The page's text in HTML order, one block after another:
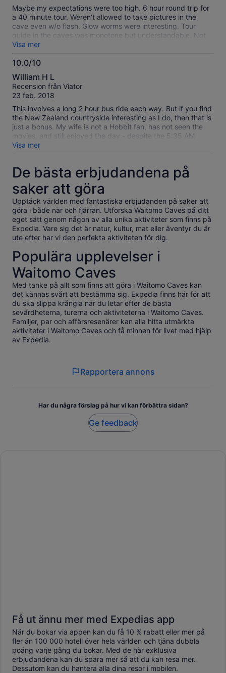
Maybe my expectations were too high. 6 hour round trip for
a 40 minute tour. Weren’t allowed to take pictures in the
cave even w/o flash. Glow worms were interesting. Tour
guide in the caves was monotone but understandable. Not
sure I would make that trip again with what I know now. Our
driver kept us entertained with his knowledge of history of
New Zealand.
Visa mer
10.0/10
10.0
av
10
William H L
Recension från Viator
23 feb. 2018
This involves a long 2 hour bus ride each way. But if you find
the New Zealand countryside interesting as I do, then that is
just a bonus. My wife is not a Hobbit fan, has not seen the
movies, and still enjoyed the day - despite the 5:35 AM
pickup. And if you enjoyed the movies, you will love the site.
about the creation of the current site and some filming tricks.
Have the dark ale at the Green Dragon if you like beer. Some
in our group complained that the group was too large, and
they had trouble hearing the guide. The paths are narrow,
and this could be an issue, but there are collection areas
where the guides stop, so if you keep up it should be OK.
Overall, this was one of the highlights of our trip.
Visa mer
De bästa erbjudandena på
saker att göra
Upptäck världen med fantastiska erbjudanden på saker att
göra i både när och fjärran. Utforska Waitomo Caves på ditt
eget sätt genom någon av alla unika aktiviteter som finns på
Expedia. Vare sig det är natur, kultur, mat eller äventyr du är
ute efter har vi den perfekta aktiviteten för dig.
Populära upplevelser i
Waitomo Caves
Med tanke på allt som finns att göra i Waitomo Caves kan
det kännas svårt att bestämma sig. Expedia finns här för att
du ska slippa krångla när du letar efter de bästa
sevärdheterna, turerna och aktiviteterna i Waitomo Caves.
Familjer, par och affärsresenärer kan alla hitta utmärkta
aktiviteter i Waitomo Caves och få minnen för livet med hjälp
av Expedia.
Rapportera annons
Har du några förslag på hur vi kan förbättra sidan?
Ge feedback
Få ut ännu mer med Expedias app
När du bokar via appen kan du få 10 % rabatt eller mer på
fler än 100 000 hotell över hela världen och tjäna dubbla
poäng varje gång du bokar. Med de här exklusiva
erbjudandena kan du spara mer så att du kan resa mer.
Dessutom kan du hantera alla dina resor i mobilen.